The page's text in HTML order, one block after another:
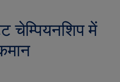
चेम्पियनशिप में